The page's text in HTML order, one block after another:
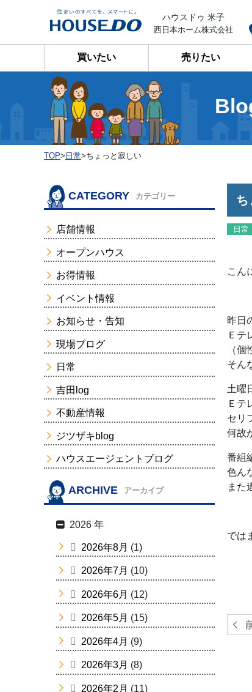
ハウスドゥ 米子
西日本ホーム株式会社
買いたい 売りたい
TOP> 日常>ちょっと寂しい
ち
日常
こん
昨日
Ｅテ
（
そん
土曜
Ｅテ
セリ
何故
番組
色ん
また
では
CATEGORY カテゴリー
店舗情報
オープンハウス
お得情報
イベント情報
お知らせ・告知
現場ブログ
日常
吉田log
不動産情報
ジツザキblog
ハウスエージェントブログ
ARCHIVE アーカイブ
2026 年
2026年8月 (1)
2026年7月 (10)
2026年6月 (12)
2026年5月 (15)
2026年4月 (9)
2026年3月 (8)
2026年2月 (11)